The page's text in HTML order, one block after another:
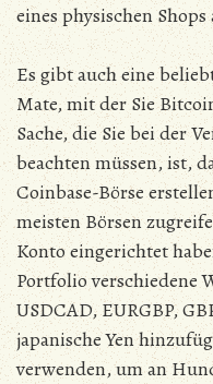
eines physischen
Es gibt auch eine
Mate, mit der Sie
Sache, die Sie bei der
beachten müssen, ist,
Coinbase-Börse
meisten Börsen
Konto eingerichtet
Portfolio verschiedene
USDCAD, EURGBP,
japanische Yen
verwenden, um an